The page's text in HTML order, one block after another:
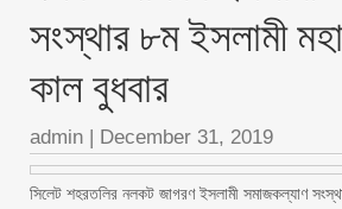
সংস্থার ৮ম ইসলামী
কাল বুধবার
admin | December 31, 2019
সিলেট শহরতলির নলকট জাগরণ ইসলামী সমাজকল্যাণ